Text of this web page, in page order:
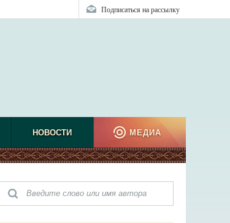
Подписаться на рассылку
НОВОСТИ МЕДИА